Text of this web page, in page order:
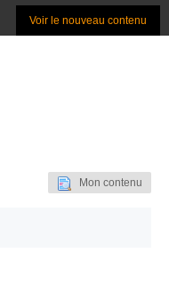
Voir le nouveau contenu
Mon contenu